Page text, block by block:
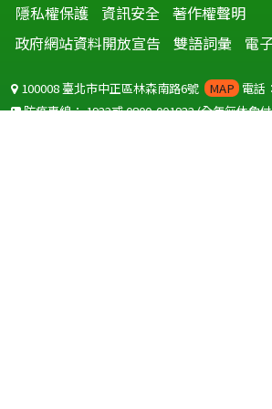
隱私權保護 資訊安全 著作權聲明
政府網站資料開放宣告
雙語詞彙 電
100008 臺北市中正區林森南路6號 MAP 電話
防疫專線：1922或0800-001922(全年無休免